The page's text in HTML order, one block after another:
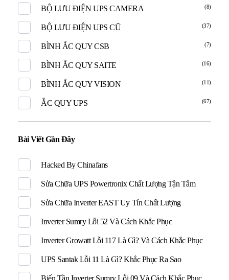
BỘ LƯU ĐIỆN UPS CAMERA (8)
BỘ LƯU ĐIỆN UPS CŨ (37)
BÌNH ẮC QUY CSB (7)
BÌNH ẮC QUY SAITE (16)
BÌNH ẮC QUY VISION (11)
ẮC QUY UPS (67)
Bài Viết Gần Đây
Hacked By Chinafans
Sửa Chữa UPS Powertronix Chất Lượng Tận Tâm
Sửa Chữa Inverter EAST Uy Tín Chất Lượng
Inverter Sumry Lỗi 52 Và Cách Khắc Phục
Inverter Growatt Lỗi 117 Là Gì? Và Cách Khắc Phục
UPS Santak Lỗi 11 Là Gì? Khắc Phục Ra Sao
Biến Tần Inverter Sumry Lỗi 09 Và Cách Khắc Phục